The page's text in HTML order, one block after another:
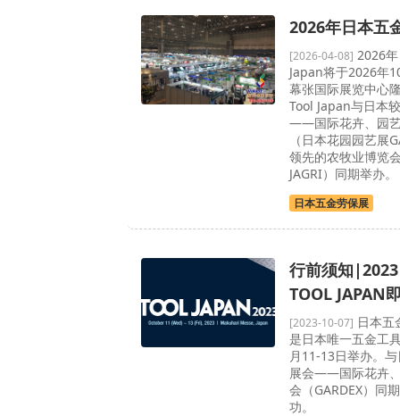
2026年日本五
[2026-04-08] 2026
Japan将于2026年
幕张国际展览中心
Tool Japan与日本
——国际花卉、园
（日本花园园艺展
领先的农牧业博览
JAGRI）同期举办。
日本五金劳保展
行前须知
TOOL JAPAN
[2023-10-07] 日本五
是日本唯一五金工
月11-13日举办。
展会——国际花卉
会（GARDEX）同
功。